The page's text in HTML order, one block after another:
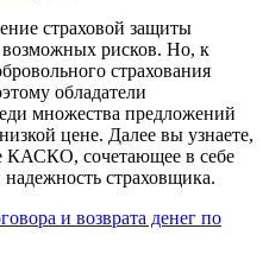
страховой защиты
возможных рисков. Но, к
страхования
обладатели
множества предложений
цене. Далее вы узнаете,
КАСКО, сочетающее в себе
страховщика.
и возврата денег по